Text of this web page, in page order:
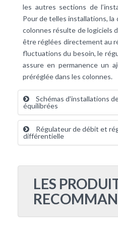
les autres sections de
Pour de telles installations,
colonnes résulte de logiciels
être réglées directement au
fluctuations du besoin, le
assure en permanence un
préréglée dans les colonnes.
Schémas d'installations
équilibrées
Régulateur de débit et
différentielle
LES